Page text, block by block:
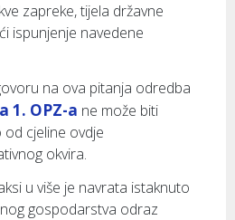
zapreke, tijela državne
ispunjenje navedene
na ova pitanja odredba
1. OPZ-a ne može biti
cjeline ovdje
okvira.
u više je navrata istaknuto
gospodarstva odraz